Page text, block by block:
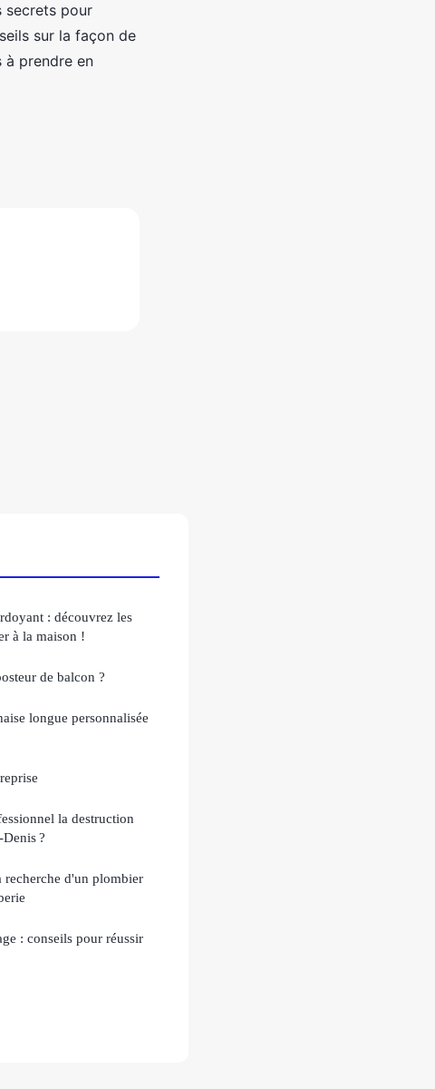
secrets pour
sur la façon de
prendre en
: découvrez les
à la maison !
de balcon ?
longue personnalisée
la destruction
?
recherche d'un plombier
: conseils pour réussir